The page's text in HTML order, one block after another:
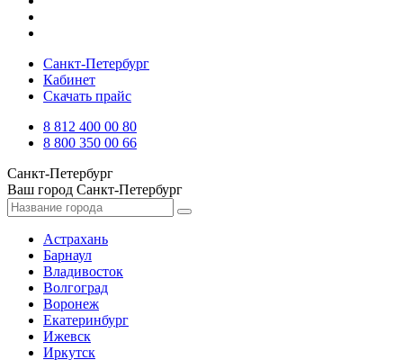
Санкт-Петербург
Кабинет
Скачать прайс
8 812 400 00 80
8 800 350 00 66
Санкт-Петербург
Ваш город Санкт-Петербург
Астрахань
Барнаул
Владивосток
Волгоград
Воронеж
Екатеринбург
Ижевск
Иркутск